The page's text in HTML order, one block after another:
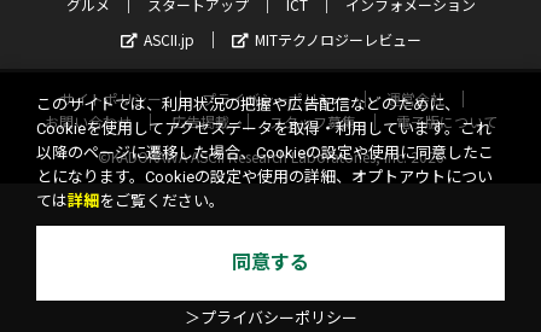
グルメ
スタートアップ ICT
インフォメーション
ASCII.jp
MITテクノロジーレビュー
サイトポリシー プライバシーポリシー
運営会社
お問い合わせ
広告掲載 スタッフ募集
電子版について
©KADOKAWA ASCII Research Laboratories, Inc. 2026
このサイトでは、利用状況の把握や広告配信などのために、
Cookieを使用してアクセスデータを取得・利用しています。これ
以降のページに遷移した場合、Cookieの設定や使用に同意したこ
とになります。Cookieの設定や使用の詳細、オプトアウトについ
ては詳細 をご覧ください。
同意する
＞プライバシーポリシー